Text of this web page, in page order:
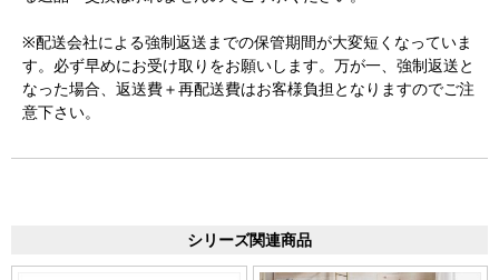
※配送会社による強制返送までの保管期間が大変短くなっていま
す。必ず早めにお受け取りをお願いします。万が一、強制返送と
なった場合、返送費＋再配送費はお客様負担となりますのでご注
意下さい。
シリーズ関連商品